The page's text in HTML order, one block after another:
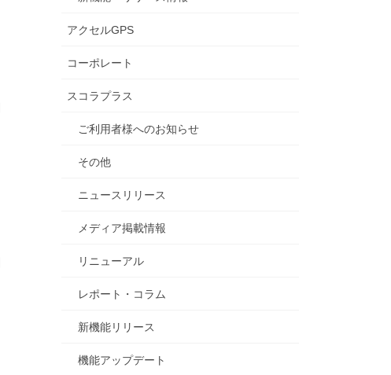
アクセルGPS
コーポレート
スコラプラス
ご利用者様へのお知らせ
その他
ニュースリリース
メディア掲載情報
リニューアル
レポート・コラム
新機能リリース
機能アップデート